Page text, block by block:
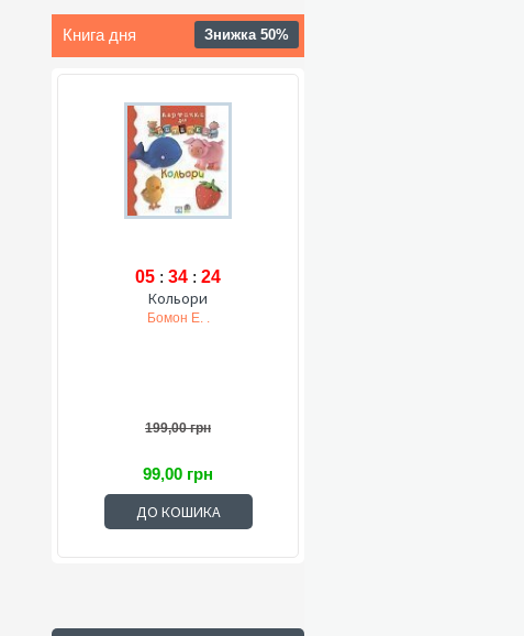
Книга дня Знижка 50%
05 : 34 : 23
Кольори
Бомон Е. .
199,00 грн
99,00 грн
ДО КОШИКА